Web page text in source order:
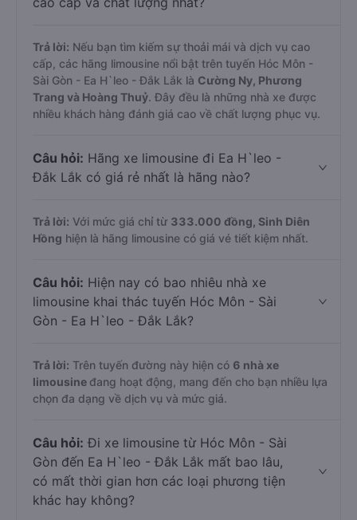
Trả lời: Nếu bạn tìm kiếm sự thoải mái và dịch vụ cao
cấp, các hãng limousine nổi bật trên tuyến Hóc Môn -
Sài Gòn - Ea H`leo - Đắk Lắk là Cường Ny, Phương
Trang và Hoàng Thuỷ. Đây đều là những nhà xe được
nhiều khách hàng đánh giá cao về chất lượng phục vụ.
Câu hỏi: Hãng xe limousine đi Ea H`leo -
Đắk Lắk có giá rẻ nhất là hãng nào?
Trả lời: Với mức giá chỉ từ 333.000 đồng, Sinh Diên
Hồng hiện là hãng limousine có giá vé tiết kiệm nhất.
Câu hỏi: Hiện nay có bao nhiêu nhà xe
limousine khai thác tuyến Hóc Môn - Sài
Gòn - Ea H`leo - Đắk Lắk?
Trả lời: Trên tuyến đường này hiện có 6 nhà xe
limousine đang hoạt động, mang đến cho bạn nhiều lựa
chọn đa dạng về dịch vụ và mức giá.
Câu hỏi: Đi xe limousine từ Hóc Môn - Sài
Gòn đến Ea H`leo - Đắk Lắk mất bao lâu,
có mất thời gian hơn các loại phương tiện
khác hay không?